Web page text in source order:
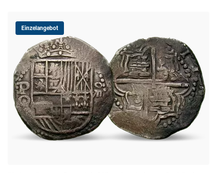
Einzelangebot